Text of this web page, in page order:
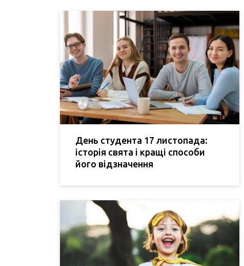
День студента 17 листопада:
історія свята і кращі способи
його відзначення